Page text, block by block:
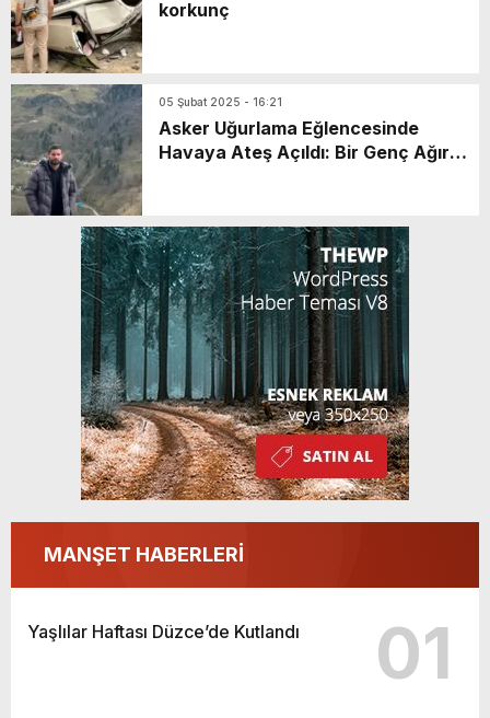
korkunç
05 Şubat 2025 - 16:21
Asker Uğurlama Eğlencesinde
Havaya Ateş Açıldı: Bir Genç Ağır
MANŞET HABERLERİ
Yaşlılar Haftası Düzce’de Kutlandı 01